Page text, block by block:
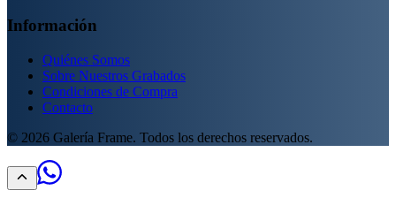
Información
Quiénes Somos
Sobre Nuestros Grabados
Condiciones de Compra
Contacto
© 2026 Galería Frame. Todos los derechos reservados.